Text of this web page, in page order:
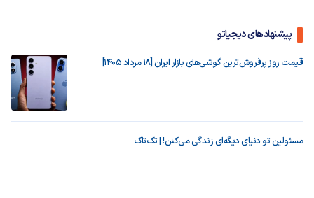
پیشنهادهای دیجیاتو
قیمت روز پرفروش‌ترین گوشی‌های بازار ایران [18 مرداد 1405]
مسئولین تو دنیای دیگه‌ای زندگی می‌کنن! | تک‌تاک